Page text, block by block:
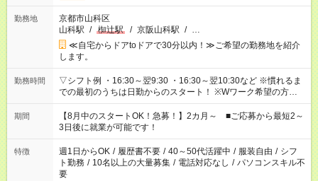
勤務地
京都市山科区
山科駅 / 椥辻駅 / 京阪山科駅 / …
≪自宅からドアtoドアで30分以内！≫ご希望の勤務地を紹介
します。
勤務時間
▽シフト例 ・16:30～翌9:30 ・16:30～翌10:30など ※慣れるま
での最初のうちは日勤からのスタート！ ※Wワーク希望の方へ
今ご覧のお仕事で希望する勤務時間と、もう1つのお仕事の勤務
時間。 合計で週40時間を超える場合は応募できません。
期間
【8月中のスタートOK！急募！】2カ月～ ■ご応募から最短2～
3日後に就業が可能です！
特徴 週1日からOK / 履歴書不要 / 40～50代活躍中 / 服装自由 / シフ
ト勤務 / 10名以上の大量募集 / 電話対応なし / パソコンスキル不
要